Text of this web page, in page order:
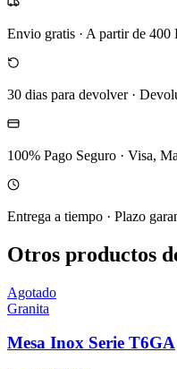
Envio gratis · A partir de 400
30 dias para devolver·
100% Pago Seguro · Visa,
Entrega a tiempo · Plazo
Otros productos
Agotado
Granita
Mesa Inox Serie T6GA